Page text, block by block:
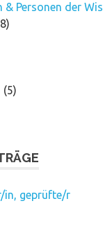
& Personen der
(5)
in, geprüfte/r